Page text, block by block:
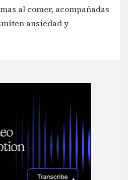
al comer, acompañadas
ansiedad y